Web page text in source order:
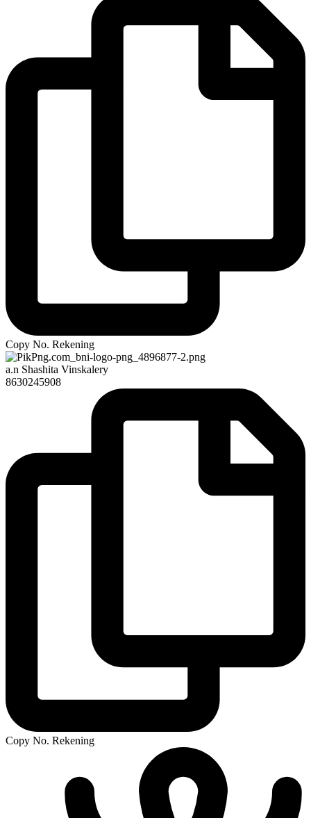
Copy No. Rekening
a.n Shashita Vinskalery
8630245908
Copy No. Rekening